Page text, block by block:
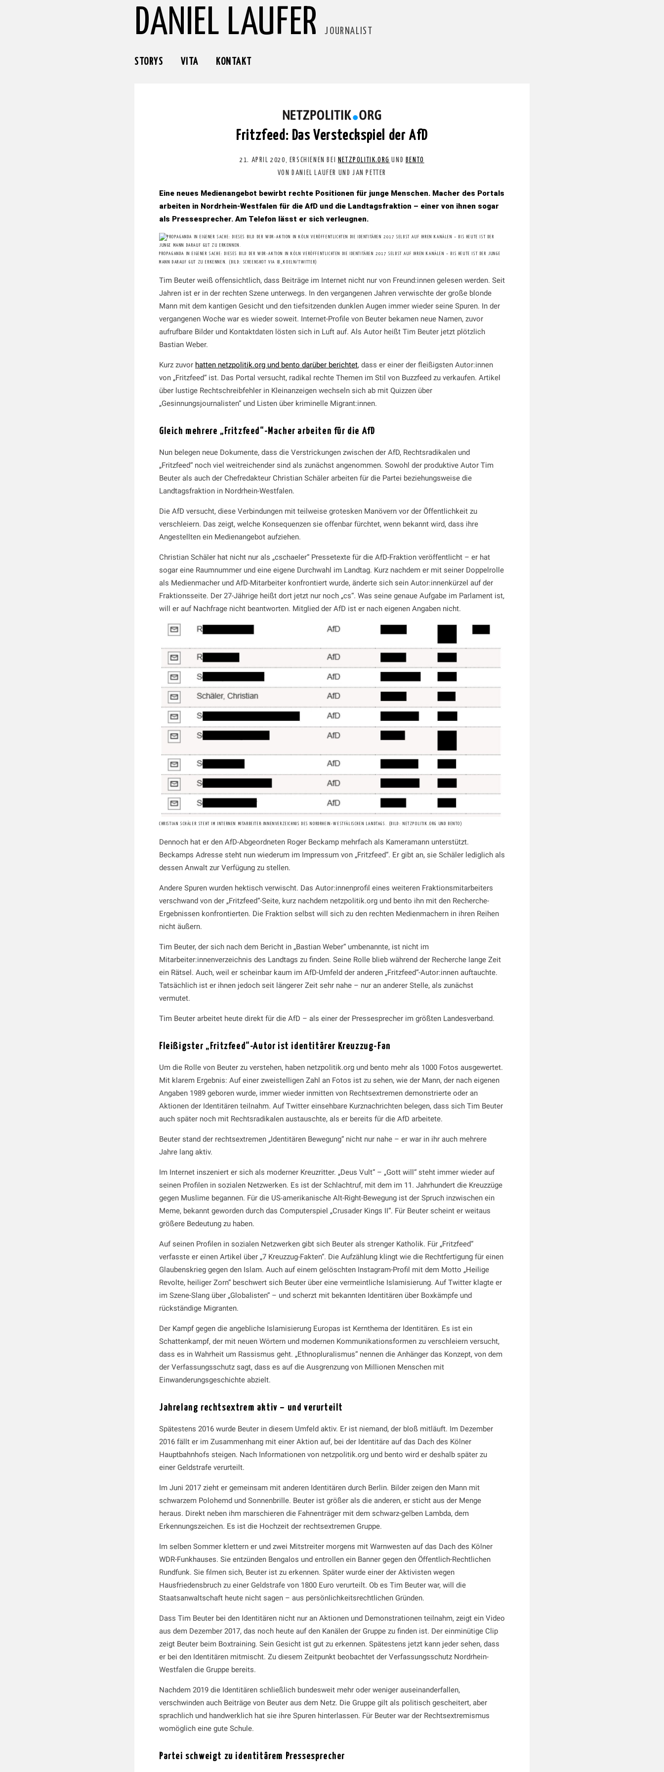
DANIEL LAUFER JOURNALIST
STORYS VITA KONTAKT
Fritzfeed: Das Versteckspiel der AfD
21. APRIL 2020, ERSCHIENEN BEI NETZPOLITIK.ORG UND BENTO
VON DANIEL LAUFER UND JAN PETTER
Eine neues Medienangebot bewirbt rechte Positionen für junge Menschen. Macher des Portals
arbeiten in Nordrhein-Westfalen für die AfD und die Landtagsfraktion – einer von ihnen sogar
als Pressesprecher. Am Telefon lässt er sich verleugnen.
PROPAGANDA IN EIGENER SACHE: DIESES BILD DER WDR-AKTION IN KÖLN VERÖFFENTLICHTEN DIE IDENTITÄREN 2017 SELBST AUF IHREN KANÄLEN – BIS HEUTE IST DER JUNGE
MANN DARAUF GUT ZU ERKENNEN. (BILD: SCREENSHOT VIA IB_KOELN/TWITTER)
Tim Beuter weiß offensichtlich, dass Beiträge im Internet nicht nur von Freund:innen gelesen werden. Seit
Jahren ist er in der rechten Szene unterwegs. In den vergangenen Jahren verwischte der große blonde
Mann mit dem kantigen Gesicht und den tiefsitzenden dunklen Augen immer wieder seine Spuren. In der
vergangenen Woche war es wieder soweit. Internet-Profile von Beuter bekamen neue Namen, zuvor
aufrufbare Bilder und Kontaktdaten lösten sich in Luft auf. Als Autor heißt Tim Beuter jetzt plötzlich
Bastian Weber.
Kurz zuvor hatten netzpolitik.org und bento darüber berichtet, dass er einer der fleißigsten Autor:innen
von „Fritzfeed“ ist. Das Portal versucht, radikal rechte Themen im Stil von Buzzfeed zu verkaufen. Artikel
über lustige Rechtschreibfehler in Kleinanzeigen wechseln sich ab mit Quizzen über
„Gesinnungsjournalisten“ und Listen über kriminelle Migrant:innen.
Gleich mehrere „Fritzfeed“-Macher arbeiten für die AfD
Nun belegen neue Dokumente, dass die Verstrickungen zwischen der AfD, Rechtsradikalen und
„Fritzfeed“ noch viel weitreichender sind als zunächst angenommen. Sowohl der produktive Autor Tim
Beuter als auch der Chefredakteur Christian Schäler arbeiten für die Partei beziehungsweise die
Landtagsfraktion in Nordrhein-Westfalen.
Die AfD versucht, diese Verbindungen mit teilweise grotesken Manövern vor der Öffentlichkeit zu
verschleiern. Das zeigt, welche Konsequenzen sie offenbar fürchtet, wenn bekannt wird, dass ihre
Angestellten ein Medienangebot aufziehen.
Christian Schäler hat nicht nur als „cschaeler“ Pressetexte für die AfD-Fraktion veröffentlicht – er hat
sogar eine Raumnummer und eine eigene Durchwahl im Landtag. Kurz nachdem er mit seiner Doppelrolle
als Medienmacher und AfD-Mitarbeiter konfrontiert wurde, änderte sich sein Autor:innenkürzel auf der
Fraktionsseite. Der 27-Jährige heißt dort jetzt nur noch „cs“. Was seine genaue Aufgabe im Parlament ist,
will er auf Nachfrage nicht beantworten. Mitglied der AfD ist er nach eigenen Angaben nicht.
CHRISTIAN SCHÄLER STEHT IM INTERNEN MITARBEITER:INNENVERZEICHNIS DES NORDRHEIN-WESTFÄLISCHEN LANDTAGS. (BILD: NETZPOLITIK.ORG UND BENTO)
Dennoch hat er den AfD-Abgeordneten Roger Beckamp mehrfach als Kameramann unterstützt.
Beckamps Adresse steht nun wiederum im Impressum von „Fritzfeed“. Er gibt an, sie Schäler lediglich als
dessen Anwalt zur Verfügung zu stellen.
Andere Spuren wurden hektisch verwischt. Das Autor:innenprofil eines weiteren Fraktionsmitarbeiters
verschwand von der „Fritzfeed“-Seite, kurz nachdem netzpolitik.org und bento ihn mit den Recherche-
Ergebnissen konfrontierten. Die Fraktion selbst will sich zu den rechten Medienmachern in ihren Reihen
nicht äußern.
Tim Beuter, der sich nach dem Bericht in „Bastian Weber“ umbenannte, ist nicht im
Mitarbeiter:innenverzeichnis des Landtags zu finden. Seine Rolle blieb während der Recherche lange Zeit
ein Rätsel. Auch, weil er scheinbar kaum im AfD-Umfeld der anderen „Fritzfeed“-Autor:innen auftauchte.
Tatsächlich ist er ihnen jedoch seit längerer Zeit sehr nahe – nur an anderer Stelle, als zunächst
vermutet.
Tim Beuter arbeitet heute direkt für die AfD – als einer der Pressesprecher im größten Landesverband.
Fleißigster „Fritzfeed“-Autor ist identitärer Kreuzzug-Fan
Um die Rolle von Beuter zu verstehen, haben netzpolitik.org und bento mehr als 1000 Fotos ausgewertet.
Mit klarem Ergebnis: Auf einer zweistelligen Zahl an Fotos ist zu sehen, wie der Mann, der nach eigenen
Angaben 1989 geboren wurde, immer wieder inmitten von Rechtsextremen demonstrierte oder an
Aktionen der Identitären teilnahm. Auf Twitter einsehbare Kurznachrichten belegen, dass sich Tim Beuter
auch später noch mit Rechtsradikalen austauschte, als er bereits für die AfD arbeitete.
Beuter stand der rechtsextremen „Identitären Bewegung“ nicht nur nahe – er war in ihr auch mehrere
Jahre lang aktiv.
Im Internet inszeniert er sich als moderner Kreuzritter. „Deus Vult“ – „Gott will“ steht immer wieder auf
seinen Profilen in sozialen Netzwerken. Es ist der Schlachtruf, mit dem im 11. Jahrhundert die Kreuzzüge
gegen Muslime begannen. Für die US-amerikanische Alt-Right-Bewegung ist der Spruch inzwischen ein
Meme, bekannt geworden durch das Computerspiel „Crusader Kings II“. Für Beuter scheint er weitaus
größere Bedeutung zu haben.
Auf seinen Profilen in sozialen Netzwerken gibt sich Beuter als strenger Katholik. Für „Fritzfeed“
verfasste er einen Artikel über „7 Kreuzzug-Fakten“. Die Aufzählung klingt wie die Rechtfertigung für einen
Glaubenskrieg gegen den Islam. Auch auf einem gelöschten Instagram-Profil mit dem Motto „Heilige
Revolte, heiliger Zorn“ beschwert sich Beuter über eine vermeintliche Islamisierung. Auf Twitter klagte er
im Szene-Slang über „Globalisten“ – und scherzt mit bekannten Identitären über Boxkämpfe und
rückständige Migranten.
Der Kampf gegen die angebliche Islamisierung Europas ist Kernthema der Identitären. Es ist ein
Schattenkampf, der mit neuen Wörtern und modernen Kommunikationsformen zu verschleiern versucht,
dass es in Wahrheit um Rassismus geht. „Ethnopluralismus“ nennen die Anhänger das Konzept, von dem
der Verfassungsschutz sagt, dass es auf die Ausgrenzung von Millionen Menschen mit
Einwanderungsgeschichte abzielt.
Jahrelang rechtsextrem aktiv – und verurteilt
Spätestens 2016 wurde Beuter in diesem Umfeld aktiv. Er ist niemand, der bloß mitläuft. Im Dezember
2016 fällt er im Zusammenhang mit einer Aktion auf, bei der Identitäre auf das Dach des Kölner
Hauptbahnhofs steigen. Nach Informationen von netzpolitik.org und bento wird er deshalb später zu
einer Geldstrafe verurteilt.
Im Juni 2017 zieht er gemeinsam mit anderen Identitären durch Berlin. Bilder zeigen den Mann mit
schwarzem Polohemd und Sonnenbrille. Beuter ist größer als die anderen, er sticht aus der Menge
heraus. Direkt neben ihm marschieren die Fahnenträger mit dem schwarz-gelben Lambda, dem
Erkennungszeichen. Es ist die Hochzeit der rechtsextremen Gruppe.
Im selben Sommer klettern er und zwei Mitstreiter morgens mit Warnwesten auf das Dach des Kölner
WDR-Funkhauses. Sie entzünden Bengalos und entrollen ein Banner gegen den Öffentlich-Rechtlichen
Rundfunk. Sie filmen sich, Beuter ist zu erkennen. Später wurde einer der Aktivisten wegen
Hausfriedensbruch zu einer Geldstrafe von 1800 Euro verurteilt. Ob es Tim Beuter war, will die
Staatsanwaltschaft heute nicht sagen – aus persönlichkeitsrechtlichen Gründen.
Dass Tim Beuter bei den Identitären nicht nur an Aktionen und Demonstrationen teilnahm, zeigt ein Video
aus dem Dezember 2017, das noch heute auf den Kanälen der Gruppe zu finden ist. Der einminütige Clip
zeigt Beuter beim Boxtraining. Sein Gesicht ist gut zu erkennen. Spätestens jetzt kann jeder sehen, dass
er bei den Identitären mitmischt. Zu diesem Zeitpunkt beobachtet der Verfassungsschutz Nordrhein-
Westfalen die Gruppe bereits.
Nachdem 2019 die Identitären schließlich bundesweit mehr oder weniger auseinanderfallen,
verschwinden auch Beiträge von Beuter aus dem Netz. Die Gruppe gilt als politisch gescheitert, aber
sprachlich und handwerklich hat sie ihre Spuren hinterlassen. Für Beuter war der Rechtsextremismus
womöglich eine gute Schule.
Partei schweigt zu identitärem Pressesprecher